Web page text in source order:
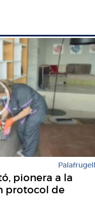
Palafrugell
pionera a la
protocol de